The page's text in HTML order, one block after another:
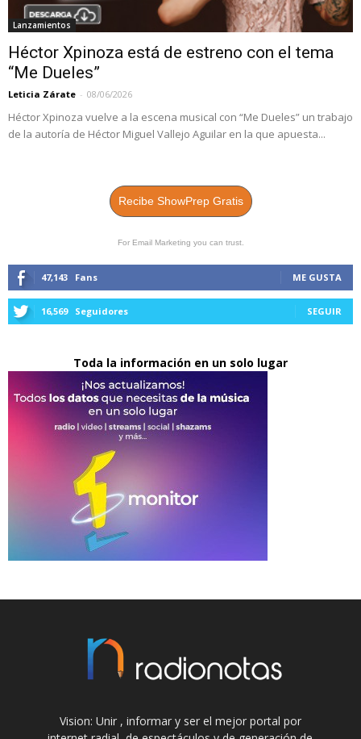
Lanzamientos
Héctor Xpinoza está de estreno con el tema
“Me Dueles”
Leticia Zárate - 08/06/2026
Héctor Xpinoza vuelve a la escena musical con “Me Dueles” un trabajo
de la autoría de Héctor Miguel Vallejo Aguilar en la que apuesta...
Recibe ShowPrep Gratis
For Email Marketing you can trust.
47,143 Fans ME GUSTA
16,569 Seguidores SEGUIR
Toda la información en un solo lugar
Vision: Unir , informar y ser el mejor portal por